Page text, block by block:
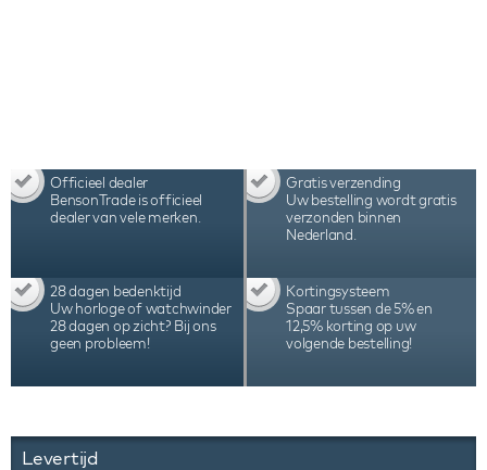
Officieel dealer
BensonTrade is officieel
dealer van vele merken.
Gratis verzending
Uw bestelling wordt gratis
verzonden binnen
Nederland.
28 dagen bedenktijd
Uw horloge of watchwinder
28 dagen op zicht? Bij ons
geen probleem!
Kortingsysteem
Spaar tussen de 5% en
12,5% korting op uw
volgende bestelling!
Levertijd